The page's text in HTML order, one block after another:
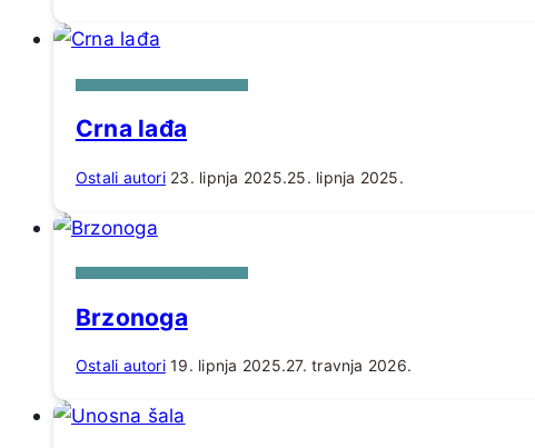
Crna lađa
Ostali autori 23. lipnja 2025.25. lipnja 2025.
Brzonoga
Ostali autori 19. lipnja 2025.27. travnja 2026.